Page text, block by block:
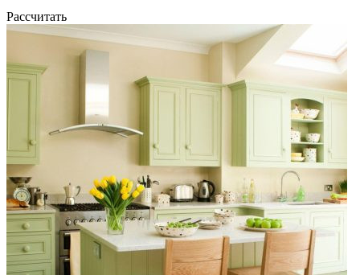
Рассчитать